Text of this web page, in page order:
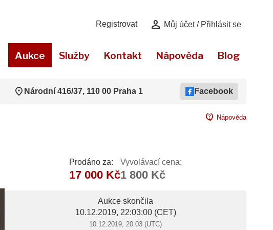
Registrovat person Můj účet / Přihlásit se
Aukce Služby Kontakt Nápověda Blog
location_on Národní 416/37, 110 00 Praha 1 Facebook
contact_support Nápověda
Prodáno za:
17 000 Kč
Vyvolávací cena:
1 800 Kč
Aukce skončila
10.12.2019, 22:03:00(CET)
10.12.2019, 20:03 (UTC)